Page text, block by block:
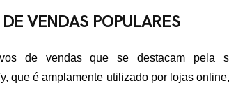
VENDAS POPULARES
de vendas que se destacam pela
que é amplamente utilizado por lojas